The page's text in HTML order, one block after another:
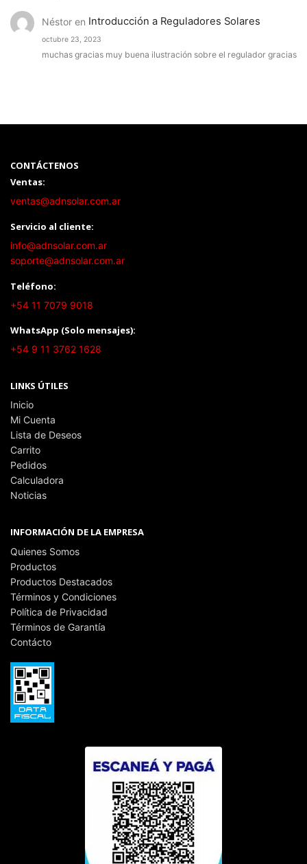
Néstoren Introducción a Reguladores Solares
octubre 23, 2023
muchas gracias muy buena ilustración sobre el regulador gracias
CONTÁCTENOS
Ventas:
ventas@adnsolar.com.ar
Servicio al cliente:
info@adnsolar.com.ar
soporte@adnsolar.com.ar
Teléfono:
+54 11 7079 9018
WhatsApp (Solo mensajes):
+54 9 11 3762 1628
LINKS ÚTILES
Inicio
Mi Cuenta
Lista de Deseos
Carrito
Pedidos
Calculadora
Noticias
INFORMACIÓN DE LA EMPRESA
Quienes Somos
Productos
Productos Destacados
Términos y Condiciones
Política de Privacidad
Términos de Garantía
Contácto